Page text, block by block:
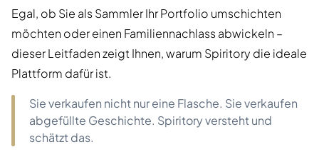
Egal, ob Sie als Sammler Ihr Portfolio umschichten
möchten oder einen Familiennachlass abwickeln –
dieser Leitfaden zeigt Ihnen, warum Spiritory die ideale
Plattform dafür ist.
Sie verkaufen nicht nur eine Flasche. Sie verkaufen
abgefüllte Geschichte. Spiritory versteht und
schätzt das.